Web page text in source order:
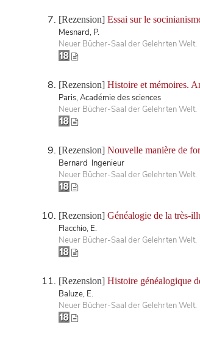
[Rezension] Essai sur le
Mesnard, P.
Neuer Bücher-Saal der Gelehrten
[Rezension] Histoire et mémoires.
Paris, Académie des sciences
Neuer Bücher-Saal der Gelehrten
[Rezension] Nouvelle manière de
Bernard Ingenieur
Neuer Bücher-Saal der Gelehrten
[Rezension] Généalogie de la très-
Flacchio, E.
Neuer Bücher-Saal der Gelehrten
[Rezension] Histoire généalogique
Baluze, E.
Neuer Bücher-Saal der Gelehrten